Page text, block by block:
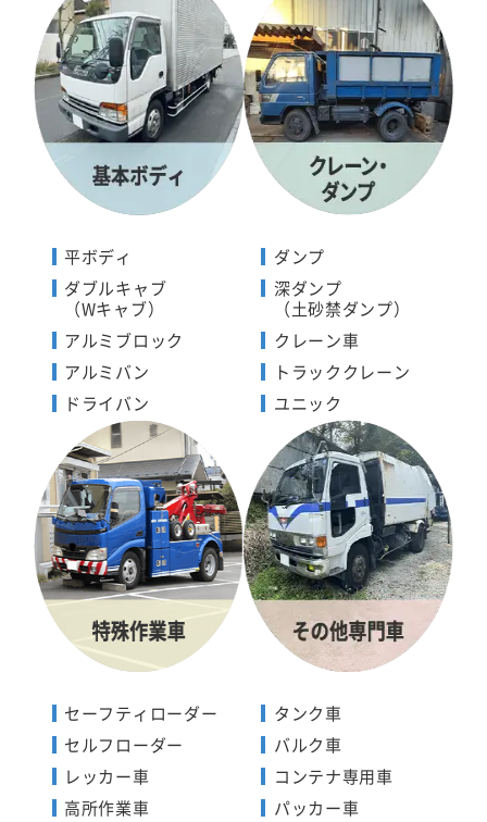
平ボディ
ダブルキャブ
（Wキャブ）
アルミブロック
アルミバン
ドライバン
ダンプ
深ダンプ
（土砂禁ダンプ）
クレーン車
トラッククレーン
ユニック
セーフティローダー
セルフローダー
レッカー車
高所作業車
タンク車
バルク車
コンテナ専用車
パッカー車